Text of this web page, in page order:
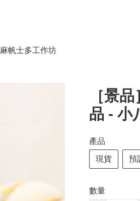
麻帆士多工作坊
［景
品 - 小
產品
現貨 預
數量